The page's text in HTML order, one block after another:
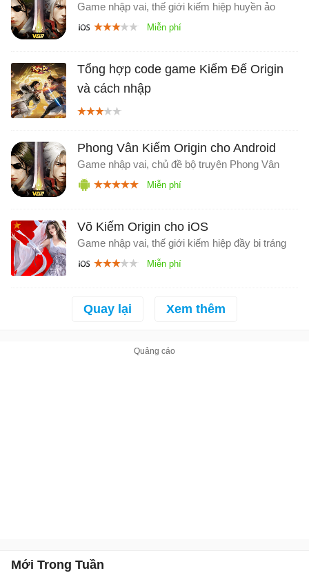
Game nhập vai, thế giới kiếm hiệp huyền ảo
Tổng hợp code game Kiếm Đế Origin
và cách nhập
Phong Vân Kiếm Origin cho Android
Game nhập vai, chủ đề bộ truyện Phong Vân
Võ Kiếm Origin cho iOS
Game nhập vai, thế giới kiếm hiệp đầy bi tráng
Quay lại Xem thêm
Mới Trong Tuần